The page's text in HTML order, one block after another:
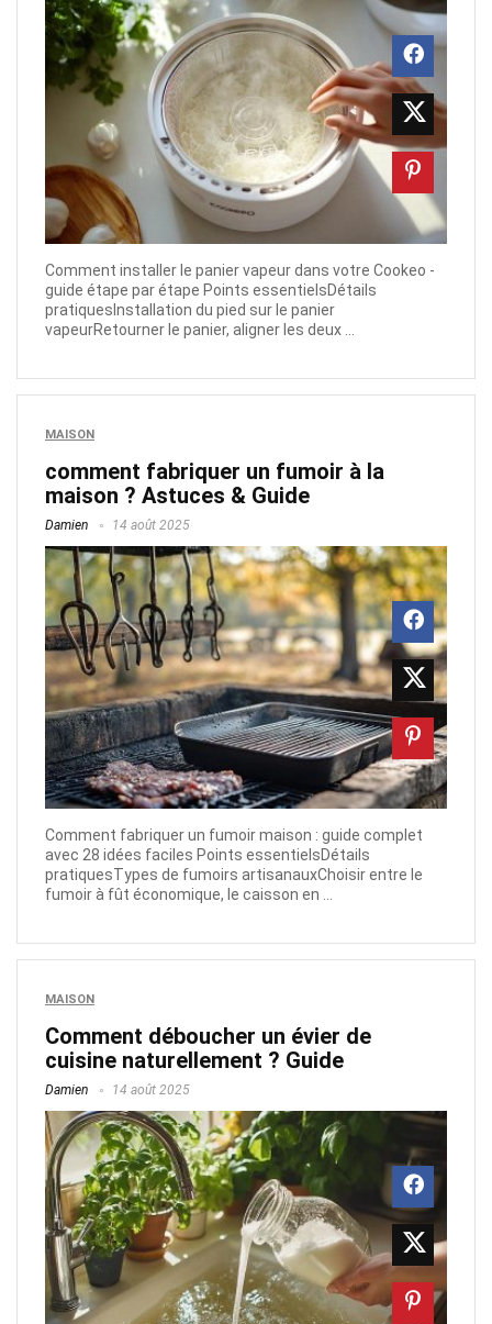
Comment installer le panier vapeur dans votre Cookeo -
guide étape par étape Points essentielsDétails
pratiquesInstallation du pied sur le panier
vapeurRetourner le panier, aligner les deux ...
MAISON
comment fabriquer un fumoir​ à la
maison ? Astuces & Guide
Damien 14 août 2025
Comment fabriquer un fumoir maison : guide complet
avec 28 idées faciles Points essentielsDétails
pratiquesTypes de fumoirs artisanauxChoisir entre le
fumoir à fût économique, le caisson en ...
MAISON
Comment déboucher un évier de
cuisine naturellement​ ? Guide
Damien 14 août 2025